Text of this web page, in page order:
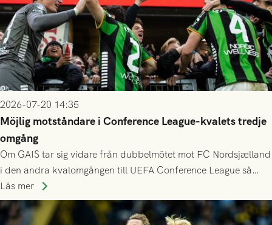
2026-07-20 14:35
Möjlig motståndare i Conference League-kvalets tredje
omgång
Om GAIS tar sig vidare från dubbelmötet mot FC Nordsjælland
i den andra kvalomgången till UEFA Conference League så
spelas den tredje kvalomgången kort därpå. Motståndare blir
då vinnaren i mötet mellan isländska Valur och HŠK Zrinjski
Mostar från Bosnien och Hercegovina.
Läs mer